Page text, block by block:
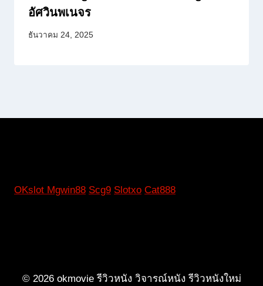
อัศวินพเนจร
ธันวาคม 24, 2025
OKslot Mgwin88 Scg9 Slotxo Cat888
© 2026 okmovie รีวิวหนัง วิจารณ์หนัง รีวิวหนังใหม่